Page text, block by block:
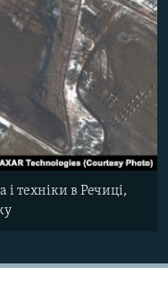
і техніки в Речиці,